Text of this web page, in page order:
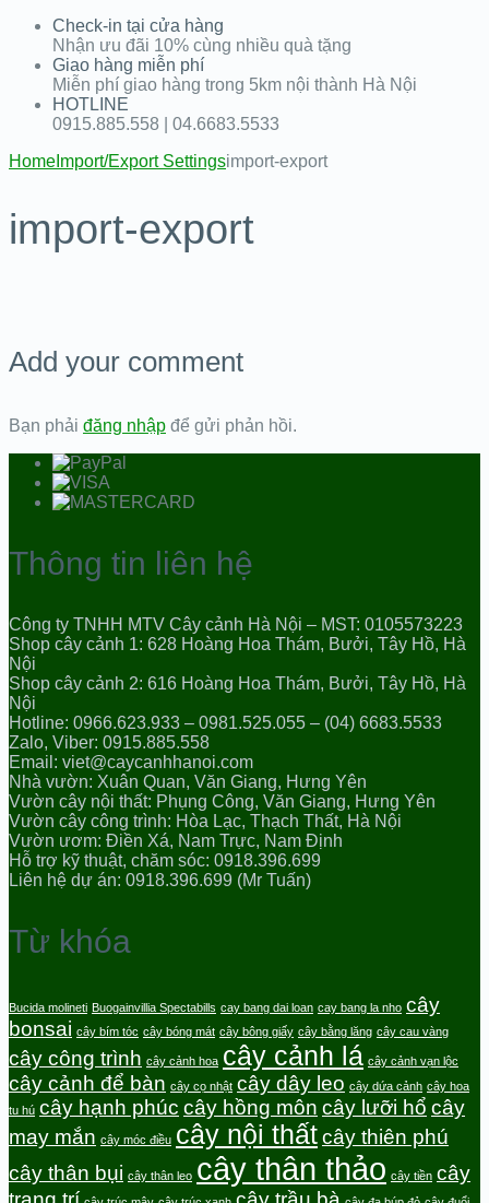
Check-in tại cửa hàng
Nhận ưu đãi 10% cùng nhiều quà tặng
Giao hàng miễn phí
Miễn phí giao hàng trong 5km nội thành Hà Nội
HOTLINE
0915.885.558 | 04.6683.5533
Home Import/Export Settingsimport-export
import-export
Add your comment
Bạn phải đăng nhập để gửi phản hồi.
Thông tin liên hệ
Công ty TNHH MTV Cây cảnh Hà Nội – MST: 0105573223
Shop cây cảnh 1: 628 Hoàng Hoa Thám, Bưởi, Tây Hồ, Hà
Nội
Shop cây cảnh 2: 616 Hoàng Hoa Thám, Bưởi, Tây Hồ, Hà
Nội
Hotline: 0966.623.933 – 0981.525.055 – (04) 6683.5533
Zalo, Viber: 0915.885.558
Email: viet@caycanhhanoi.com
Nhà vườn: Xuân Quan, Văn Giang, Hưng Yên
Vườn cây nội thất: Phụng Công, Văn Giang, Hưng Yên
Vườn cây công trình: Hòa Lạc, Thạch Thất, Hà Nội
Vườn ươm: Điền Xá, Nam Trực, Nam Định
Hỗ trợ kỹ thuật, chăm sóc: 0918.396.699
Liên hệ dự án: 0918.396.699 (Mr Tuấn)
Từ khóa
Bucida molineti Buogainvillia Spectabills cay bang dai loan cay bang la nho cây
bonsai cây bím tóc cây bóng mát cây bông giấy cây bằng lăng cây cau vàng
cây công trình cây cảnh hoa cây cảnh lá cây cảnh vạn lộc
cây cảnh để bàn cây cọ nhật cây dây leo cây dứa cảnh cây hoa
tu hú cây hạnh phúc cây hồng môn cây lưỡi hổ cây
may mắn cây móc điều cây nội thấtcây thiên phú
cây thân bụi cây thân leo cây thân thảo cây tiền cây